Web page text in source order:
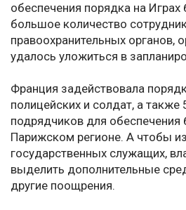
обеспечения порядка на
большое количество
правоохранительных органов,
удалось уложиться в
Франция задействовала
полицейских и солдат, а
подрядчиков для обеспечения
Парижском регионе. А чтобы
государственных служащих,
выделить дополнительные
другие поощрения.